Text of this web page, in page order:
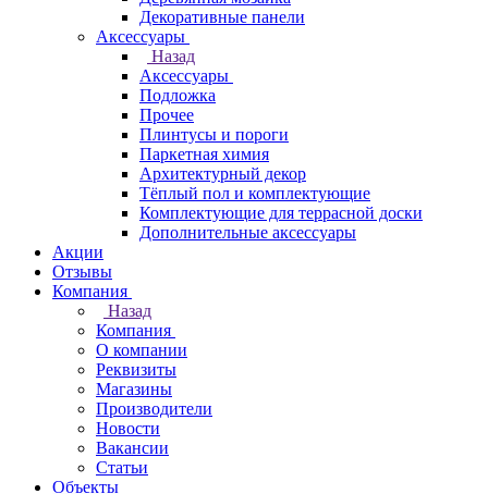
Декоративные панели
Аксессуары
Назад
Аксессуары
Подложка
Прочее
Плинтусы и пороги
Паркетная химия
Архитектурный декор
Тёплый пол и комплектующие
Комплектующие для террасной доски
Дополнительные аксессуары
Акции
Отзывы
Компания
Назад
Компания
О компании
Реквизиты
Магазины
Производители
Новости
Вакансии
Статьи
Объекты